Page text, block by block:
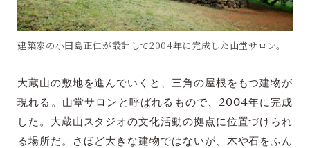
建築家の小田島正仁が設計して2004年に完成した山堂サロン。
大蔵山の敷地を進んでいくと、三角の屋根をもつ建物が
現れる。山堂サロンと呼ばれるもので、2004年に完成
した。大蔵山スタジオの文化活動の拠点に位置づけられ
る場所だ。さほど大きな建物ではないが、木や石をふん